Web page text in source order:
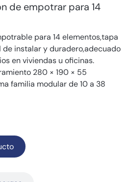
de empotrar para 14
para 14 elementos,tapa
instalar y duradero,adecuado
en viviendas u oficinas.
280 × 190 × 55
familia modular de 10 a 38